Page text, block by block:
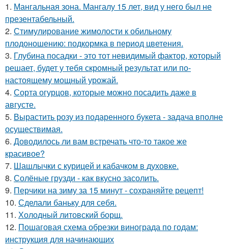
1. Мангальная зона. Мангалу 15 лет, вид у него был не
презентабельный.
2. Стимулирование жимолости к обильному
плодоношению: подкормка в период цветения.
3. Глубина посадки - это тот невидимый фактор, который
решает, будет у тебя скромный результат или по-
настоящему мощный урожай.
4. Сорта огурцов, которые можно посадить даже в
августе.
5. Вырастить розу из подаренного букета - задача вполне
осуществимая.
6. Доводилось ли вам встречать что-то такое же
красивое?
7. Шашлычки с курицей и кабачком в духовке.
8. Солёные грузди - как вкусно засолить.
9. Перчики на зиму за 15 минут - сохраняйте рецепт!
10. Сделали баньку для себя.
11. Холодный литовский борщ.
12. Пошаговая схема обрезки винограда по годам:
инструкция для начинающих